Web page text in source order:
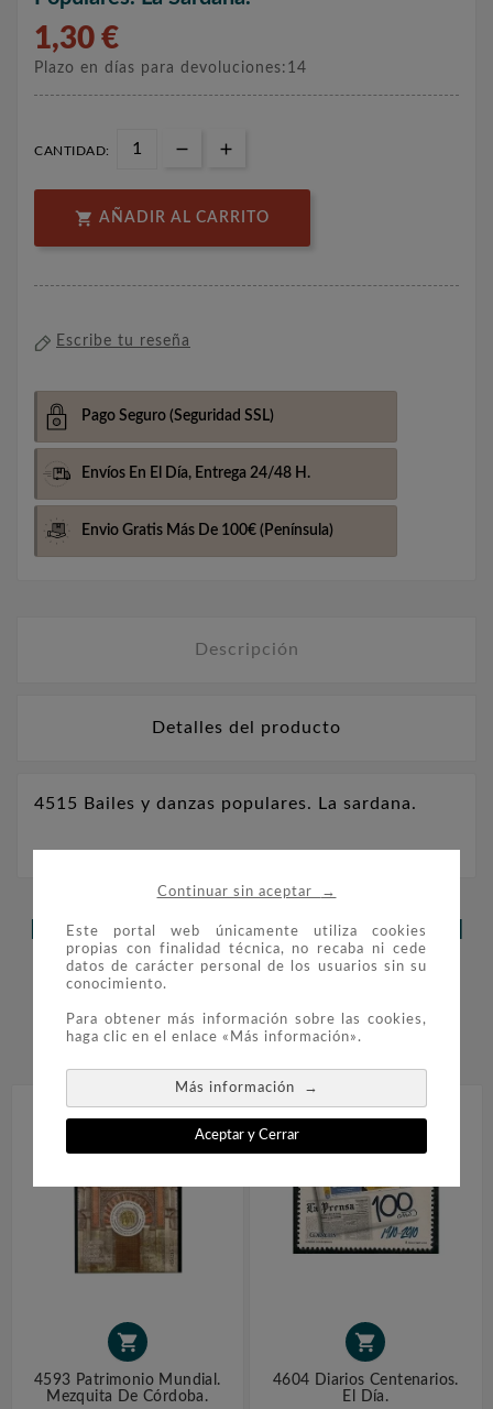
Continuar sin aceptar →
Este portal web únicamente utiliza cookies
propias con finalidad técnica, no recaba ni cede
datos de carácter personal de los usuarios sin su
conocimiento.
Para obtener más información sobre las cookies,
haga clic en el enlace «Más información».
Más información →
Aceptar y Cerrar
1,30 €
Plazo en días para devoluciones:14
CANTIDAD:
 AÑADIR AL CARRITO
Escribe tu reseña
Pago Seguro (Seguridad SSL)
Envíos En El Día, Entrega 24/48 H.
Envio Gratis Más De 100€ (Península)
Descripción
Detalles del producto
4515 Bailes y danzas populares. La sardana.
LOS CLIENTES QUE ADQUIRIERON
ESTE PRODUCTO TAMBIÉN
COMPRARON:
 

4593 Patrimonio Mundial.
Mezquita De Córdoba.

4604 Diarios Centenarios.
El Día.